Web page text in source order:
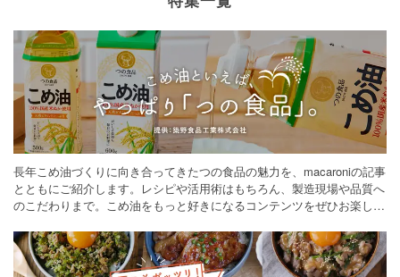
長年こめ油づくりに向き合ってきたつの食品の魅力を、macaroniの記事
とともにご紹介します。レシピや活用術はもちろん、製造現場や品質へ
のこだわりまで。こめ油をもっと好きになるコンテンツをぜひお楽しみ